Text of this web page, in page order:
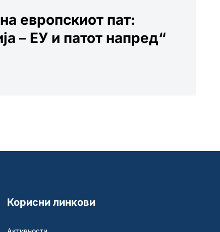
европскиот пат:
– ЕУ и патот напред“
Корисни линкови